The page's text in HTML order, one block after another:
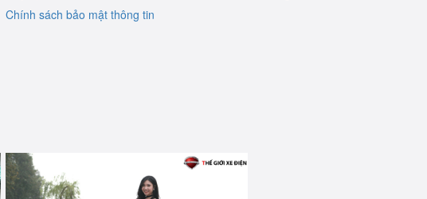
Chính sách bảo mật thông tin